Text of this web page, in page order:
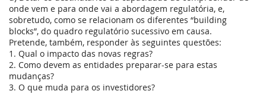
onde vem e para onde vai a abordagem regulatória, e,
sobretudo, como se relacionam os diferentes “building
blocks”, do quadro regulatório sucessivo em causa.
Pretende, também, responder às seguintes questões:
1. Qual o impacto das novas regras?
2. Como devem as entidades preparar-se para estas
mudanças?
3. O que muda para os investidores?